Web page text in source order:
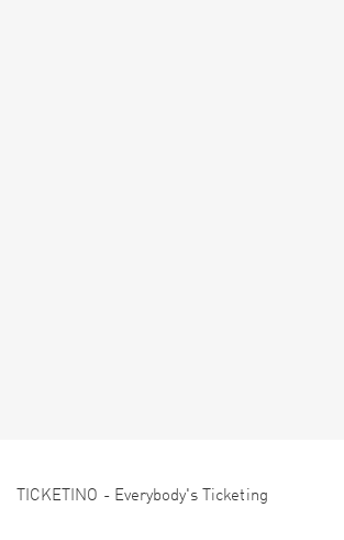
TICKETINO - Everybody's Ticketing